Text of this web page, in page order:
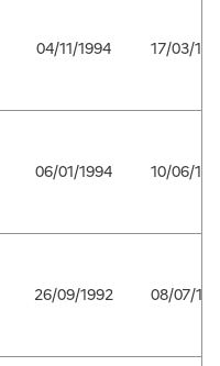
04/11/1994 17/03/
06/01/1994 10/06/
26/09/1992 08/07/